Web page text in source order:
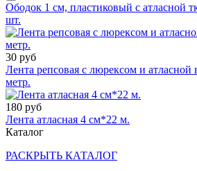
Ободок 1 см, пластиковый с атласной
шт.
30 руб
Лента репсовая с люрексом и атласной
метр.
180 руб
Лента атласная 4 см*22 м.
Каталог
РАСКРЫТЬ КАТАЛОГ